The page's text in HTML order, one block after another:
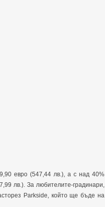
евро (547,44 лв.), а с над 40%
лв.). За любителите-градинари,
Parkside, който ще бъде на